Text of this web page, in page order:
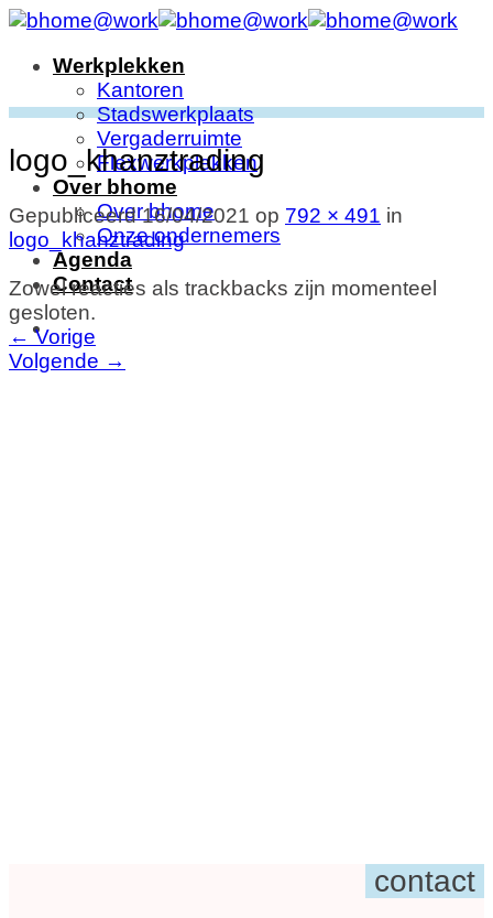
Ga
inhoudWerkplekken
Kantoren
Stadswerkplaats
Vergaderruimte
Flexwerkplekken
Over bhome
Over bhome
Onze ondernemers
Agenda
Contact
logo_khanztrading
Gepubliceerd16/04/2021 op 792 × 491 in
logo_khanztrading
Zowel reacties als trackbacks zijn momenteel
gesloten.
← Vorige
Volgende →
contact